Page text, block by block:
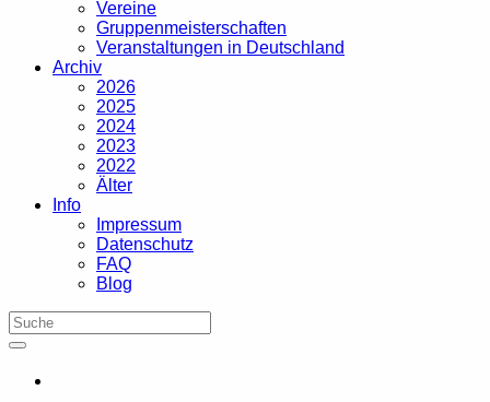
Vereine
Gruppenmeisterschaften
Veranstaltungen in Deutschland
Archiv
2026
2025
2024
2023
2022
Älter
Info
Impressum
Datenschutz
FAQ
Blog